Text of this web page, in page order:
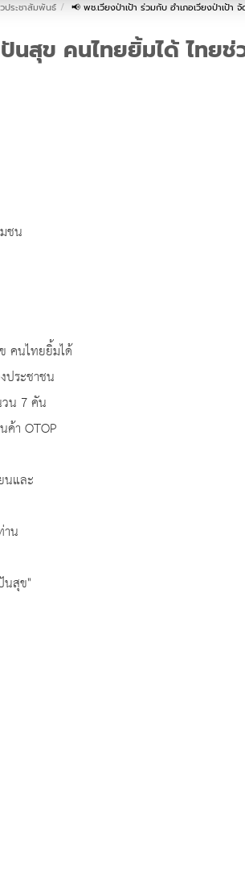
ประชาสัมพันธ์ 📢 พช.เวียงป่าเป้า ร่วมกับ อำเภอเวียงป่าเป้
นสุข คนไทยยิ้มได้ ไทย
ชน
คนไทยยิ้มได้
ประชาชน
น 7 คัน
ค้า OTOP
นและ
น
นสุข"